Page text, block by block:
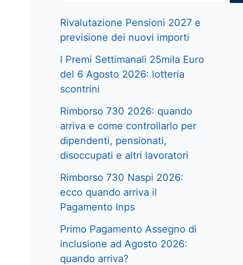
Rivalutazione Pensioni 2027 e
previsione dei nuovi importi
I Premi Settimanali 25mila Euro
del 6 Agosto 2026: lotteria
scontrini
Rimborso 730 2026: quando
arriva e come controllarlo per
dipendenti, pensionati,
disoccupati e altri lavoratori
Rimborso 730 Naspi 2026:
ecco quando arriva il
Pagamento Inps
Primo Pagamento Assegno di
inclusione ad Agosto 2026:
quando arriva?